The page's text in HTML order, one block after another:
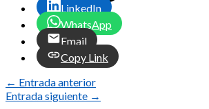
LinkedIn
WhatsApp
Email
Copy Link
← Entrada anterior
Entrada siguiente →